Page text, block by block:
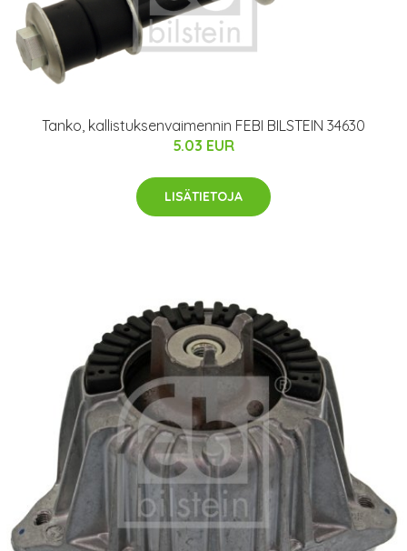
Tanko, kallistuksenvaimennin FEBI BILSTEIN 34630
5.03 EUR
LISÄTIETOJA